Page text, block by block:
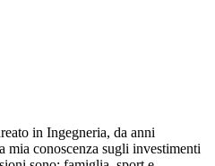
in Ingegneria, da anni
conoscenza sugli investimenti